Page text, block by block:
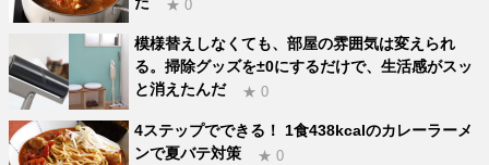
★ 0
模様替えしなくても、部屋の雰囲気は変えられ
る。掃除グッズを±0にするだけで、生活感がスッ
と消えたんだ
★ 0
4ステップでできる！ 1食438kcalのカレーラーメ
ンで夏バテ対策
★ 0